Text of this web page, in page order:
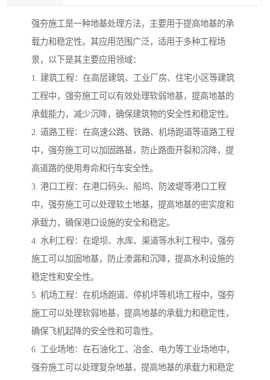
强夯施工是一种地基处理方法，主要用于提高地基的承
载力和稳定性。其应用范围广泛，适用于多种工程场
景，以下是其主要应用领域：
1. 建筑工程：在高层建筑、工业厂房、住宅小区等建筑
工程中，强夯施工可以有效处理软弱地基，提高地基的
承载能力，减少沉降，确保建筑物的安全性和稳定性。
2. 道路工程：在高速公路、铁路、机场跑道等道路工程
中，强夯施工可以加固路基，防止路面开裂和沉降，提
高道路的使用寿命和行车安全性。
3. 港口工程：在港口码头、船坞、防波堤等港口工程
中，强夯施工可以处理软土地基，提高地基的密实度和
承载力，确保港口设施的安全和稳定。
4. 水利工程：在堤坝、水库、渠道等水利工程中，强夯
施工可以加固地基，防止渗漏和沉降，提高水利设施的
稳定性和安全性。
5. 机场工程：在机场跑道、停机坪等机场工程中，强夯
施工可以处理软弱地基，提高地基的承载力和稳定性，
确保飞机起降的安全性和可靠性。
6. 工业场地：在石油化工、冶金、电力等工业场地中，
强夯施工可以处理复杂地基，提高地基的承载力和稳定